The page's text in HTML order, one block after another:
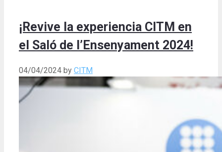
¡Revive la experiencia CITM en
el Saló de l’Ensenyament 2024!
04/04/2024 by CITM